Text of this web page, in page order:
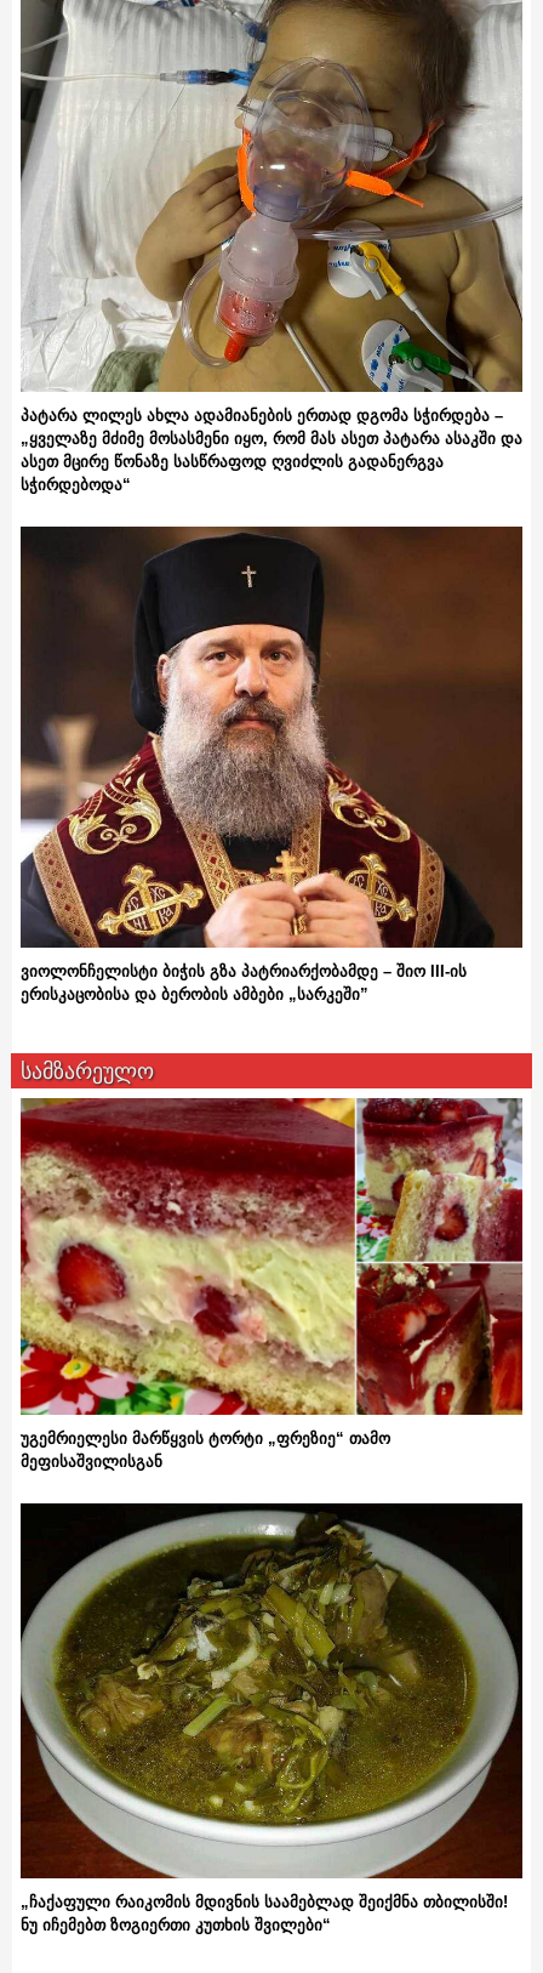
პატარა ლილეს ახლა ადამიანების ერთად დგომა სჭირდება –
„ყველაზე მძიმე მოსასმენი იყო, რომ მას ასეთ პატარა ასაკში და
ასეთ მცირე წონაზე სასწრაფოდ ღვიძლის გადანერგვა
სჭირდებოდა“
ვიოლონჩელისტი ბიჭის გზა პატრიარქობამდე – შიო III-ის
ერისკაცობისა და ბერობის ამბები „სარკეში”
სამზარეულო
უგემრიელესი მარწყვის ტორტი „ფრეზიე“ თამო
მეფისაშვილისგან
„ჩაქაფული რაიკომის მდივნის საამებლად შეიქმნა თბილისში!
ნუ იჩემებთ ზოგიერთი კუთხის შვილები“